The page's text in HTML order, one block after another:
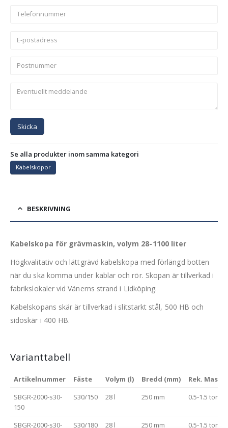
Skicka
Se alla produkter inom samma kategori
Kabelskopor
BESKRIVNING
Kabelskopa för grävmaskin, volym 28-1100 liter
Högkvalitativ och lättgrävd kabelskopa med förlängd botten
när du ska komma under kablar och rör. Skopan är tillverkad i
fabrikslokaler vid Vänerns strand i Lidköping.
Kabelskopans skär är tillverkad i slitstarkt stål, 500 HB och
sidoskär i 400 HB.
Varianttabell
Artikelnummer Fäste Volym (l) Bredd (mm)
Rek.
SBGR-2000-s30-
150
S30/150 28 l 250 mm 0.5-1.5 ton
SBGR-2000-s30- S30/180 28 l 250 mm 0.5-1.5 ton